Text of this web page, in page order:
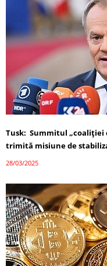
Tusk: Summitul „coaliției
trimită misiune de
28/03/2025